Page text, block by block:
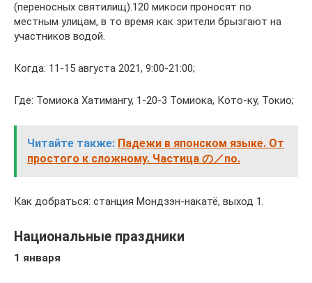
(переносных святилищ).120 микоси проносят по
местным улицам, в то время как зрители брызгают на
участников водой.
Когда: 11-15 августа 2021, 9:00-21:00;
Где: Томиока Хатимангу, 1-20-3 Томиока, Кото-ку, Токио;
Читайте также: Падежи в японском языке. От
простого к сложному. Частица の／no.
Как добраться: станция Мондзэн-накатё, выход 1.
Национальные праздники
1 января